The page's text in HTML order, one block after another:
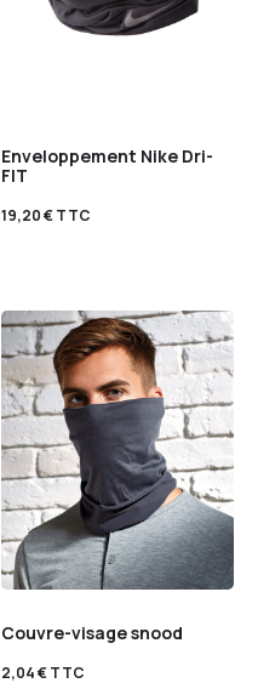
Enveloppement Nike Dri-
FIT
19,20€TTC
Couvre-visage snood
2,04€TTC